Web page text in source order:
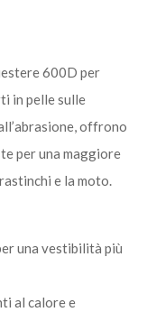
600D per
in pelle sulle
offrono
per una maggiore
e la moto.
una vestibilità più
al calore e